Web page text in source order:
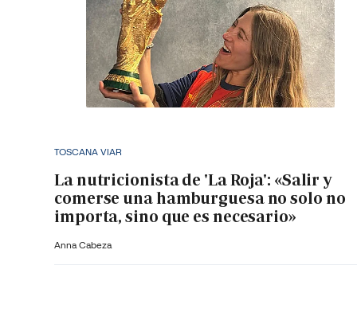
TOSCANA VIAR
La nutricionista de 'La Roja': «Salir y
comerse una hamburguesa no solo no
importa, sino que es necesario»
Anna Cabeza